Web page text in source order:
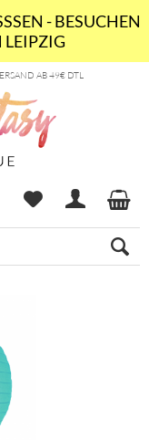
- BESUCHEN
LEIPZIG
AB 49€ DTL